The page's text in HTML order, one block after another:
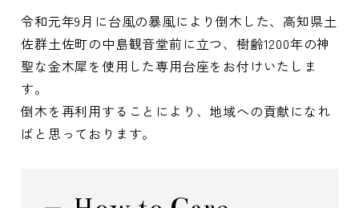
令和元年9月に台風の暴風により倒木した、高知県土
佐群土佐町の中島観音堂前に立つ、樹齢1200年の神
聖な金木犀を使用した専用台座をお付けいたしま
す。
倒木を再利用することにより、地域への貢献になれ
ばと思っております。